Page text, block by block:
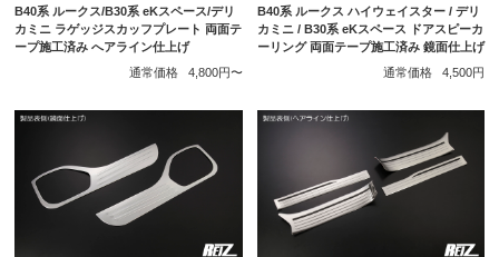
B40系 ルークス/B30系 eKスペース/デリ
カミニ ラゲッジスカッフプレート 両面テ
ープ施工済み へアライン仕上げ
通常価格
4,800円〜
B40系 ルークス ハイウェイスター / デリ
カミニ / B30系 eKスペース ドアスピーカ
ーリング 両面テープ施工済み 鏡面仕上げ
通常価格
4,500円